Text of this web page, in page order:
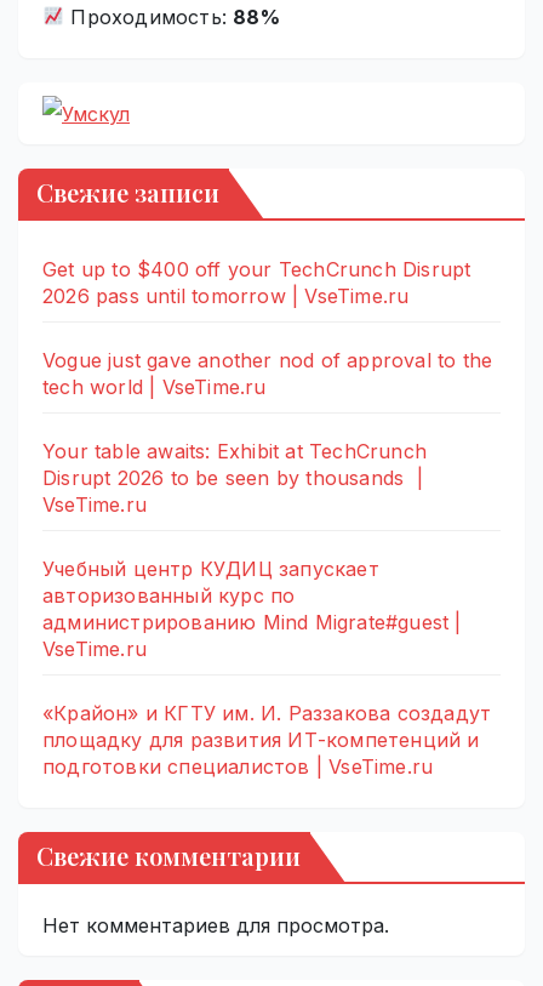
Проходимость: 88%
Свежие записи
Get up to $400 off your TechCrunch Disrupt
2026 pass until tomorrow | VseTime.ru
Vogue just gave another nod of approval to the
tech world | VseTime.ru
Your table awaits: Exhibit at TechCrunch
Disrupt 2026 to be seen by thousands |
VseTime.ru
Учебный центр КУДИЦ запускает
авторизованный курс по
администрированию Mind Migrate#guest |
VseTime.ru
«Крайон» и КГТУ им. И. Раззакова создадут
площадку для развития ИТ-компетенций и
подготовки специалистов | VseTime.ru
Свежие комментарии
Нет комментариев для просмотра.